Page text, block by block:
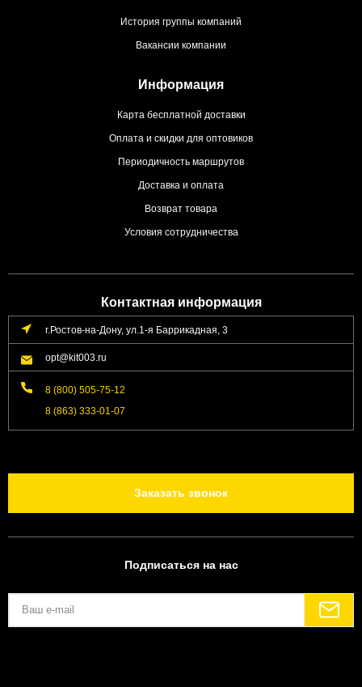
История группы компаний
Вакансии компании
Информация
Карта бесплатной доставки
Оплата и скидки для оптовиков
Периодичность маршрутов
Доставка и оплата
Возврат товара
Условия сотрудничества
Контактная информация
г.Ростов-на-Дону, ул.1-я Баррикадная, 3
opt@kit003.ru
8 (800) 505-75-12
8 (863) 333-01-07
Заказать звонок
Подписаться на нас